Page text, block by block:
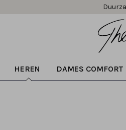
HEREN DAMES COMFORT